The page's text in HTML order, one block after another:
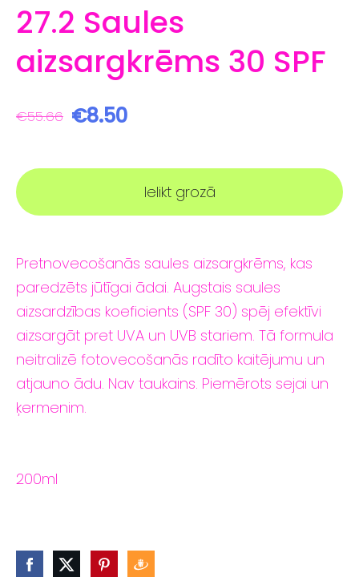
27.2 Saules
aizsargkrēms 30 SPF
€55.66 €8.50
Ielikt grozā
Pretnovecošanās saules aizsargkrēms, kas
paredzēts jūtīgai ādai. Augstais saules
aizsardzības koeficients (SPF 30) spēj efektīvi
aizsargāt pret UVA un UVB stariem. Tā formula
neitralizē fotovecošanās radīto kaitējumu un
atjauno ādu. Nav taukains. Piemērots sejai un
ķermenim.
200ml